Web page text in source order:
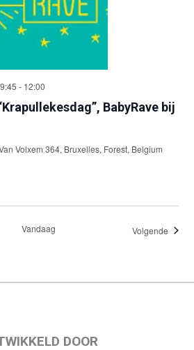
BabyRave bij
- 12:00
Volxem 364, Bruxelles, Forest, Belgium
Vandaag Volgende
DOOR